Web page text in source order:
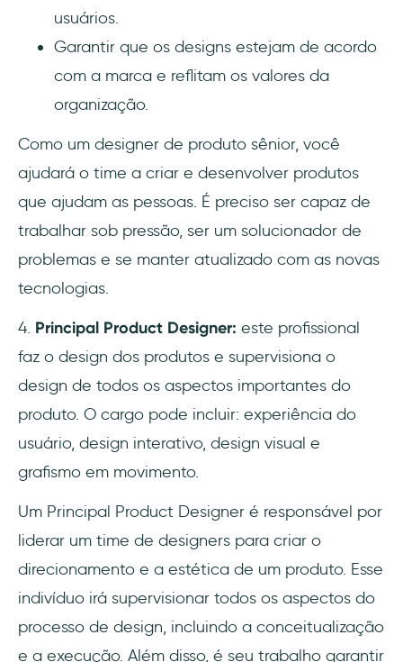
usuários.
Garantir que os designs estejam de acordo
com a marca e reflitam os valores da
organização.
Como um designer de produto sênior, você
ajudará o time a criar e desenvolver produtos
que ajudam as pessoas. É preciso ser capaz de
trabalhar sob pressão, ser um solucionador de
problemas e se manter atualizado com as novas
tecnologias.
4. Principal Product Designer: este profissional
faz o design dos produtos e supervisiona o
design de todos os aspectos importantes do
produto. O cargo pode incluir: experiência do
usuário, design interativo, design visual e
grafismo em movimento.
Um Principal Product Designer é responsável por
liderar um time de designers para criar o
direcionamento e a estética de um produto. Esse
indivíduo irá supervisionar todos os aspectos do
processo de design, incluindo a conceitualização
e a execução. Além disso, é seu trabalho garantir